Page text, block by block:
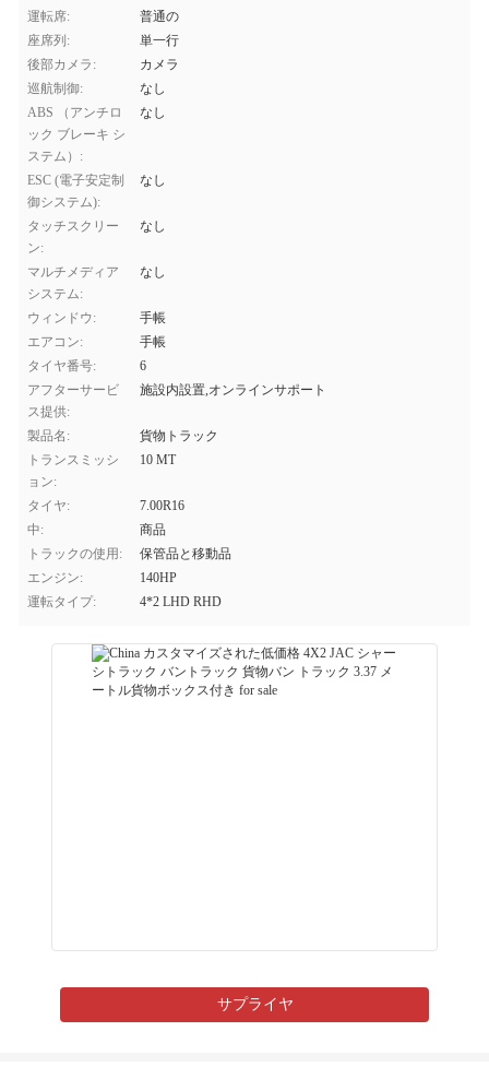
運転席:
普通の
座席列:
単一行
後部カメラ:
カメラ
巡航制御:
なし
ABS （アンチロ
ック ブレーキ シ
ステム）:
なし
ESC (電子安定制
御システム):
なし
タッチスクリー
ン:
なし
マルチメディア
システム:
なし
ウィンドウ:
手帳
エアコン:
手帳
タイヤ番号:
6
アフターサービ
ス提供:
施設内設置,オンラインサポート
製品名:
貨物トラック
トランスミッシ
ョン:
10 MT
タイヤ:
7.00R16
中:
商品
トラックの使用:
保管品と移動品
エンジン:
140HP
運転タイプ:
4*2 LHD RHD
サプライヤ